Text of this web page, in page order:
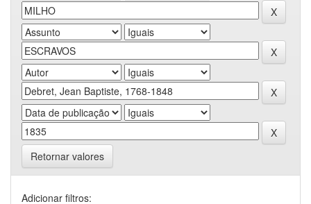
Retornar valores
Adicionar filtros: